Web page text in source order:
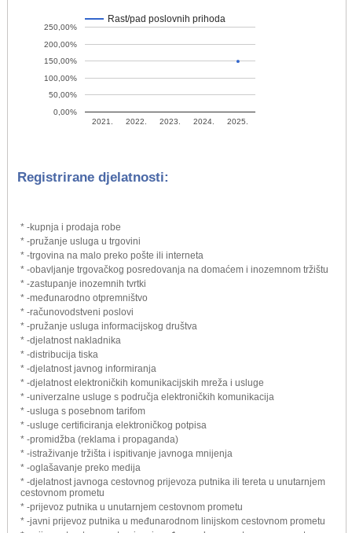
Rast/pad poslovnih prihoda
2021. 2022. 2023. 2024. 2025.
0,00%
50,00%
100,00%
150,00%
200,00%
250,00%
Registrirane djelatnosti:
* -kupnja i prodaja robe
* -pružanje usluga u trgovini
* -trgovina na malo preko pošte ili interneta
* -obavljanje trgovačkog posredovanja na domaćem i inozemnom tržištu
* -zastupanje inozemnih tvrtki
* -međunarodno otpremništvo
* -računovodstveni poslovi
* -pružanje usluga informacijskog društva
* -djelatnost nakladnika
* -distribucija tiska
* -djelatnost javnog informiranja
* -djelatnost elektroničkih komunikacijskih mreža i usluge
* -univerzalne usluge s područja elektroničkih komunikacija
* -usluga s posebnom tarifom
* -usluge certificiranja elektroničkog potpisa
* -promidžba (reklama i propaganda)
* -istraživanje tržišta i ispitivanje javnoga mnijenja
* -oglašavanje preko medija
* -djelatnost javnoga cestovnog prijevoza putnika ili tereta u unutarnjem
cestovnom prometu
* -prijevoz putnika u unutarnjem cestovnom prometu
* -javni prijevoz putnika u međunarodnom linijskom cestovnom prometu